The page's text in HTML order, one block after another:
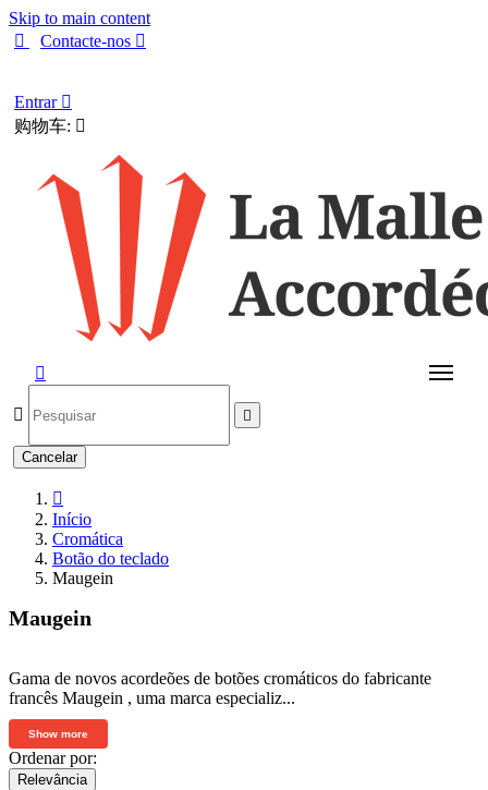
Skip to main content

Contacte-nos 
Entrar 
购物车: 

 
Cancelar

Início
Cromática
Botão do teclado
Maugein
Maugein
Gama de novos acordeões de botões cromáticos do fabricante
francês Maugein , uma marca especializ...
Show more
Ordenar por:
Relevância